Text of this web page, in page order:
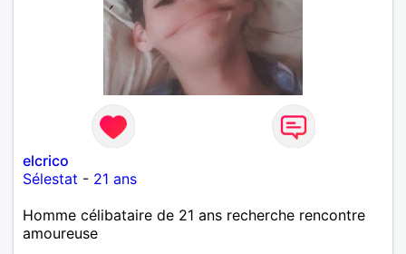
elcrico
Sélestat - 21 ans
Homme célibataire de 21 ans recherche rencontre
amoureuse